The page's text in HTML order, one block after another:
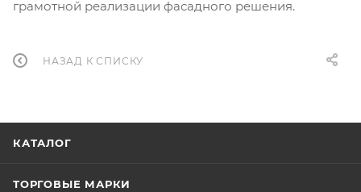
грамотной реализации фасадного решения.
НАЗАД К СПИСКУ
КАТАЛОГ
ТОРГОВЫЕ МАРКИ